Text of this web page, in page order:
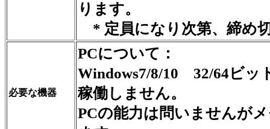
ります。
* 定員になり次第、締め
必要な機器
PCについて：
Windows7/8/10 32/64ビッ
稼働しません。
PCの能力は問いませんが